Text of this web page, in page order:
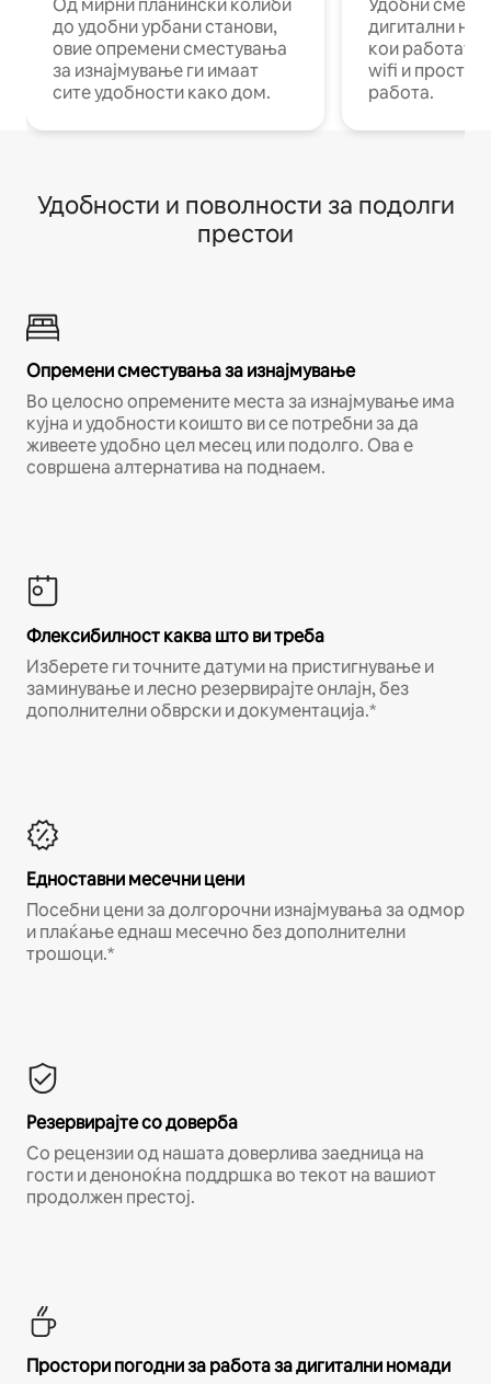
Од мирни планински колиби
до удобни урбани станови,
овие опремени сместувања
за изнајмување ги имаат
сите удобности како дом.
Удобни
дигитални
кои работат
wifi и
работа.
Удобности и поволности за подолги
престои
Опремени сместувања за изнајмување
Во целосно опремените места за изнајмување има
кујна и удобности коишто ви се потребни за да
живеете удобно цел месец или подолго. Ова е
совршена алтернатива на поднаем.
Флексибилност каква што ви треба
Изберете ги точните датуми на пристигнување и
заминување и лесно резервирајте онлајн, без
дополнителни обврски и документација.*
Едноставни месечни цени
Посебни цени за долгорочни изнајмувања за одмор
и плаќање еднаш месечно без дополнителни
трошоци.*
Резервирајте со доверба
Со рецензии од нашата доверлива заедница на
гости и деноноќна поддршка во текот на вашиот
продолжен престој.
Простори погодни за работа за дигитални номади